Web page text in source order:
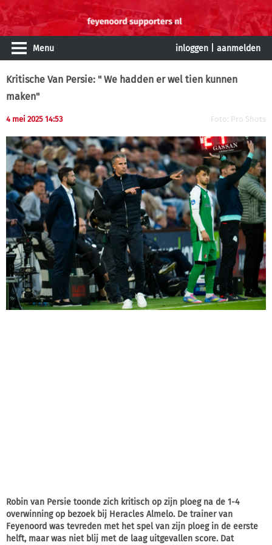
Menu inloggen aanmelden
Kritische Van Persie: " We hadden er wel tien kunnen
maken"
4 mei 2025 14:53 Foto: Pro Shots
Robin van Persie toonde zich kritisch op zijn ploeg na de 1-4
overwinning op bezoek bij Heracles Almelo. De trainer van
Feyenoord was tevreden met het spel van zijn ploeg in de eerste
helft, maar was niet blij met de laag uitgevallen score. Dat